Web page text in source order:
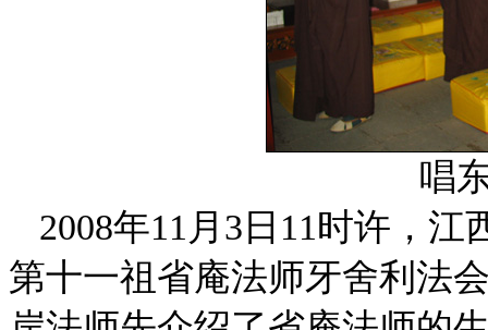
唱
2008年11月3日11时许，
第十一祖省庵法师牙舍利法